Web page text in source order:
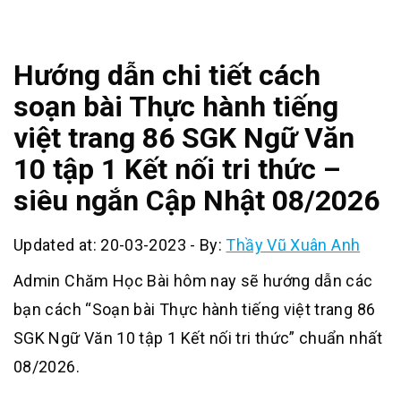
Hướng dẫn chi tiết cách
soạn bài Thực hành tiếng
việt trang 86 SGK Ngữ Văn
10 tập 1 Kết nối tri thức –
siêu ngắn Cập Nhật 08/2026
Updated at: 20-03-2023 - By:Thầy Vũ Xuân Anh
Admin Chăm Học Bài hôm nay sẽ hướng dẫn các
bạn cách “Soạn bài Thực hành tiếng việt trang 86
SGK Ngữ Văn 10 tập 1 Kết nối tri thức” chuẩn nhất
08/2026.